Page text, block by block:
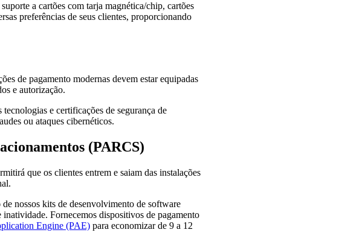
a cartões com tarja magnética/chip, cartões
preferências de seus clientes, proporcionando
de pagamento modernas devem estar equipadas
e autorização.
e certificações de segurança de
ou ataques cibernéticos.
(PARCS)
que os clientes entrem e saiam das instalações
nossos kits de desenvolvimento de software
Fornecemos dispositivos de pagamento
Engine (PAE) para economizar de 9 a 12